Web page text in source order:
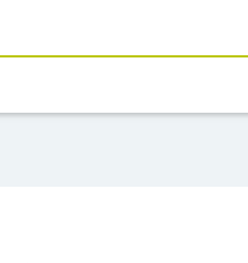
conservados únicamente con el fin